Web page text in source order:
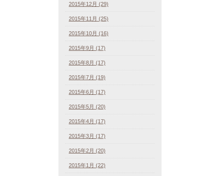
2015年12月 (29)
2015年11月 (25)
2015年10月 (16)
2015年9月 (17)
2015年8月 (17)
2015年7月 (19)
2015年6月 (17)
2015年5月 (20)
2015年4月 (17)
2015年3月 (17)
2015年2月 (20)
2015年1月 (22)